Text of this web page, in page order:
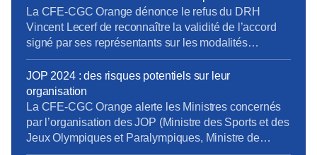
La CFE-CGC Orange dénonce le refus du DRH
Vincent Lecerf de reconnaître la validité de l’accord
signé par ses représentants sur les modalités
d’accompagnement RH des salariés dans le cadre
des Jeux Olympiques de Paris 2024. Ce refus met en
péril la mise en œuvre de ces mesures et menace le
bon déroulement des Jeux, […]
JOP 2024 : des risques potentiels sur leur
organisation
La CFE-CGC Orange alerte les Ministres concernés
par l’organisation des JOP (Ministre des Sports et des
Jeux Olympiques et Paralympiques, Ministre de